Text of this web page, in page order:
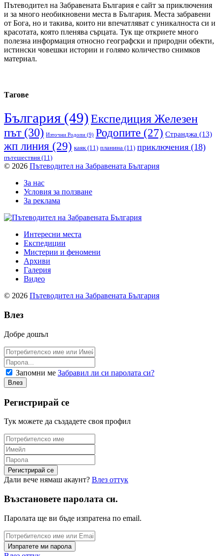
Пътеводител на Забравената България е сайт за приключения
и за много необикновени места в България. Места забравени
от Бога, но и такива, които ни впечатляват с уникалноста си и
красотата, която пленява сърцата. Тук ще откриете много
полезна информация относно географски и природни обекти,
истински човешки истории и голямо количество снимков
материал.
Тагове
България (49)Експедиция Железен
път(30) Източни Родопи (9) Родопите (27) Странджа (13)
жп линия (29) каяк(11) планина (11) приключения (18)
пътешествия (11)
© 2026 Пътеводител на Забравената България
За нас
Условия за ползване
За реклама
Интересни места
Експедиции
Мистерии и феномени
Архиви
Галерия
Видео
© 2026 Пътеводител на Забравената България
Влез
Добре дошъл
Запомни ме Забравил ли си паролата си?
Регистрирай се
Тук можете да създадете своя профил
Дали вече нямаш акаунт? Влез оттук
Възстановете паролата си.
Паролата ще ви бъде изпратена по email.